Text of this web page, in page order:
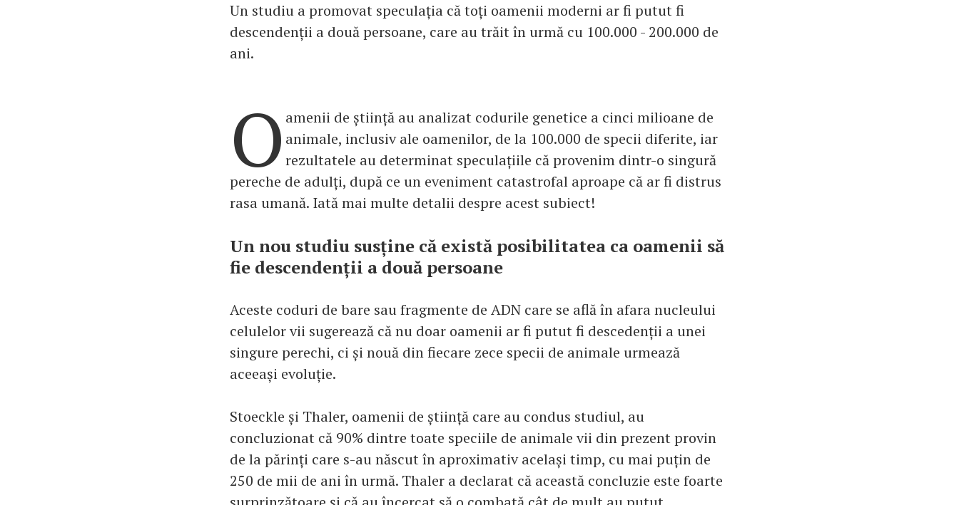
Un studiu a promovat speculația că toți oamenii moderni ar fi putut fi
descendenții a două persoane, care au trăit în urmă cu 100.000 - 200.000 de
ani.
O amenii de știință au analizat codurile genetice a cinci milioane de
animale, inclusiv ale oamenilor, de la 100.000 de specii diferite, iar
rezultatele au determinat speculațiile că provenim dintr-o singură
pereche de adulți, după ce un eveniment catastrofal aproape că ar fi distrus
rasa umană. Iată mai multe detalii despre acest subiect!
Un nou studiu susține că există posibilitatea ca oamenii să
fie descendenții a două persoane
Aceste coduri de bare sau fragmente de ADN care se află în afara nucleului
celulelor vii sugerează că nu doar oamenii ar fi putut fi descedenții a unei
singure perechi, ci și nouă din fiecare zece specii de animale urmează
aceeași evoluție.
Stoeckle și Thaler, oamenii de știință care au condus studiul, au
concluzionat că 90% dintre toate speciile de animale vii din prezent provin
de la părinți care s-au născut în aproximativ același timp, cu mai puțin de
250 de mii de ani în urmă. Thaler a declarat că această concluzie este foarte